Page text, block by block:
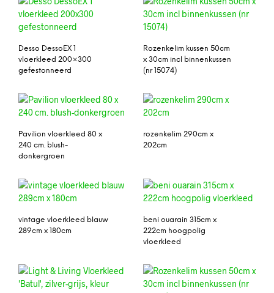
Desso DessoEX 1
vloerkleed 200×300
gefestonneerd
Rozenkelim kussen 50cm
x 30cm incl binnenkussen
(nr 15074)
Pavilion vloerkleed 80 x
240 cm. blush-
donkergroen
rozenkelim 290cm x
202cm
vintage vloerkleed blauw
289cm x 180cm
beni ouarain 315cm x
222cm hoogpolig
vloerkleed